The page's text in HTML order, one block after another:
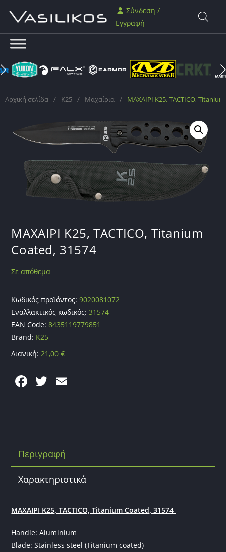
Σύνδεση /
Εγγραφή
Αρχική σελίδα / K25 / Μαχαίρια / ΜΑΧΑΙΡΙ K25, TACTICO,
ΜΑΧΑΙΡΙ K25, TACTICO, Titanium
Coated, 31574
Σε απόθεμα
Κωδικός προϊόντος:9020081072
Εναλλακτικός κωδικός:31574
EAN Code:8435119779851
Brand: K25
Λιανική:21,00€
F
o
o
T
Περιγραφή
Χαρακτηριστικά
ΜΑΧΑΙΡΙ K25, TACTICO, Titanium Coated, 31574
Handle: Aluminium
Blade: Stainless steel (Titanium coated)